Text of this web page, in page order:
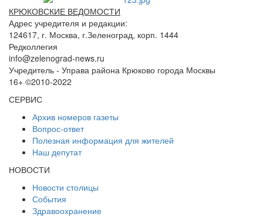
КРЮКОВСКИЕ ВЕДОМОСТИ
Адрес учредителя и редакции:
124617, г. Москва, г.Зеленоград, корп. 1444
Редколлегия
info@zelenograd-news.ru
Учредитель - Управа района Крюково города Москвы
16+ ©2010-2022
СЕРВИС
Архив номеров газеты
Вопрос-ответ
Полезная информация для жителей
Наш депутат
НОВОСТИ
Новости столицы
События
Здравоохранение